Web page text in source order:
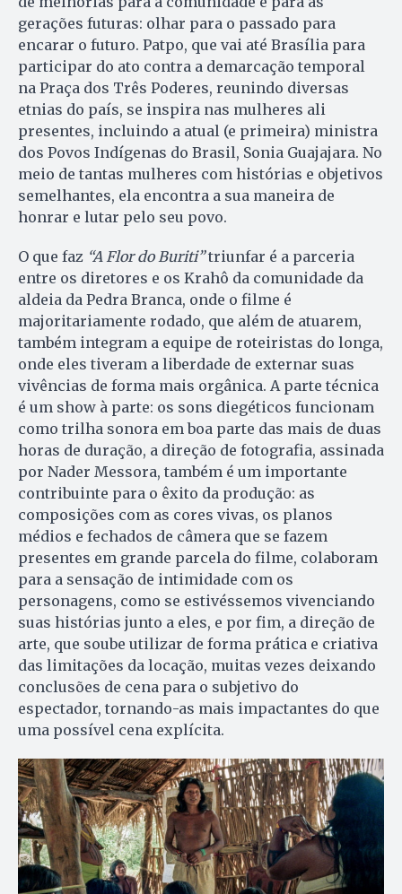
gerações futuras: olhar para o passado para
encarar o futuro. Patpo, que vai até Brasília para
participar do ato contra a demarcação temporal
na Praça dos Três Poderes, reunindo diversas
etnias do país, se inspira nas mulheres ali
presentes, incluindo a atual (e primeira) ministra
dos Povos Indígenas do Brasil, Sonia Guajajara. No
meio de tantas mulheres com histórias e objetivos
semelhantes, ela encontra a sua maneira de
honrar e lutar pelo seu povo.
O que faz “A Flor do Buriti”triunfar é a parceria
entre os diretores e os Krahô da comunidade da
aldeia da Pedra Branca, onde o filme é
majoritariamente rodado, que além de atuarem,
também integram a equipe de roteiristas do longa,
onde eles tiveram a liberdade de externar suas
vivências de forma mais orgânica. A parte técnica
é um show à parte: os sons diegéticos funcionam
como trilha sonora em boa parte das mais de duas
horas de duração, a direção de fotografia, assinada
por Nader Messora, também é um importante
contribuinte para o êxito da produção: as
composições com as cores vivas, os planos
médios e fechados de câmera que se fazem
presentes em grande parcela do filme, colaboram
para a sensação de intimidade com os
personagens, como se estivéssemos vivenciando
suas histórias junto a eles, e por fim, a direção de
arte, que soube utilizar de forma prática e criativa
das limitações da locação, muitas vezes deixando
conclusões de cena para o subjetivo do
espectador, tornando-as mais impactantes do que
uma possível cena explícita.